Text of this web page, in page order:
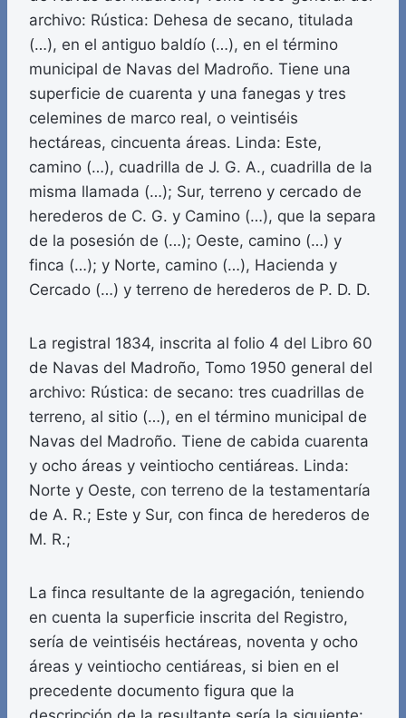
archivo: Rústica: Dehesa de secano, titulada
(…), en el antiguo baldío (…), en el término
municipal de Navas del Madroño. Tiene una
superficie de cuarenta y una fanegas y tres
celemines de marco real, o veintiséis
hectáreas, cincuenta áreas. Linda: Este,
camino (…), cuadrilla de J. G. A., cuadrilla de la
misma llamada (…); Sur, terreno y cercado de
herederos de C. G. y Camino (…), que la separa
de la posesión de (…); Oeste, camino (…) y
finca (…); y Norte, camino (…), Hacienda y
Cercado (…) y terreno de herederos de P. D. D.
La registral 1834, inscrita al folio 4 del Libro 60
de Navas del Madroño, Tomo 1950 general del
archivo: Rústica: de secano: tres cuadrillas de
terreno, al sitio (…), en el término municipal de
Navas del Madroño. Tiene de cabida cuarenta
y ocho áreas y veintiocho centiáreas. Linda:
Norte y Oeste, con terreno de la testamentaría
de A. R.; Este y Sur, con finca de herederos de
M. R.;
La finca resultante de la agregación, teniendo
en cuenta la superficie inscrita del Registro,
sería de veintiséis hectáreas, noventa y ocho
áreas y veintiocho centiáreas, si bien en el
precedente documento figura que la